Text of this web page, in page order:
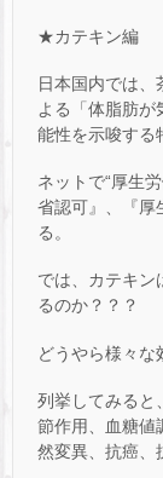
★カテキン編
日本国内では、
よる「体脂肪が
能性を示唆する
ネットで“厚生
省認可』、『厚
る。
では、カテキン
るのか？？？
どうやら様々な
列挙してみると
節作用、血糖値
然変異、抗癌、